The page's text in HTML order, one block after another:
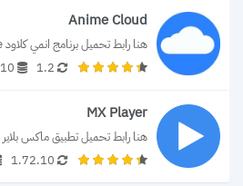
Anime Cloud
هنا رابط تحميل برنامج انمي كلاود Anime...
1.2
10 Mb
MX Player
هنا رابط تحميل تطبيق ماكس بلاير MX...
1.72.10